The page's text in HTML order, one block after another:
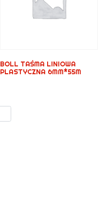
BOLL TAŚMA LINIOWA
PLASTYCZNA 6MM*55M